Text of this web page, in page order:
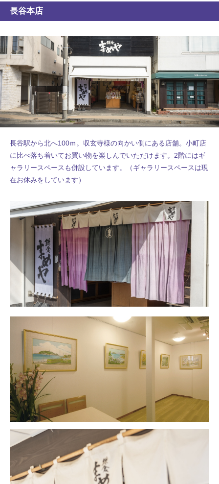
長谷本店
長谷駅から北へ100ｍ。収玄寺様の向かい側にある店舗。小町店
に比べ落ち着いてお買い物を楽しんでいただけます。2階にはギ
ャラリースペースも併設しています。（ギャラリースペースは現
在お休みをしています）